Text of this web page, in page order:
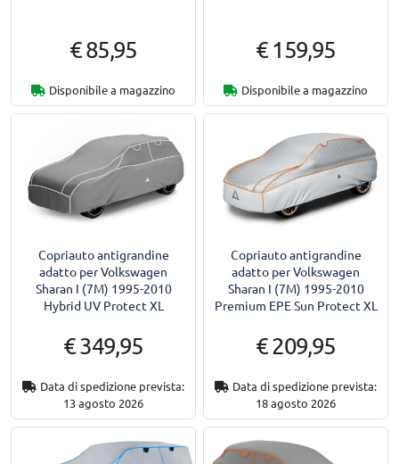
€ 85,95
Disponibile a magazzino
€ 159,95
Disponibile a magazzino
Copriauto antigrandine
adatto per Volkswagen
Sharan I (7M) 1995-2010
Hybrid UV Protect XL
€ 349,95
Data di spedizione prevista:
13 agosto 2026
Copriauto antigrandine
adatto per Volkswagen
Sharan I (7M) 1995-2010
Premium EPE Sun Protect XL
€ 209,95
Data di spedizione prevista:
18 agosto 2026